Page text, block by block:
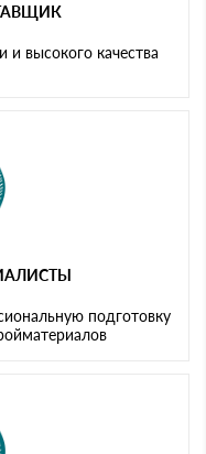
и высокого качества
подготовку